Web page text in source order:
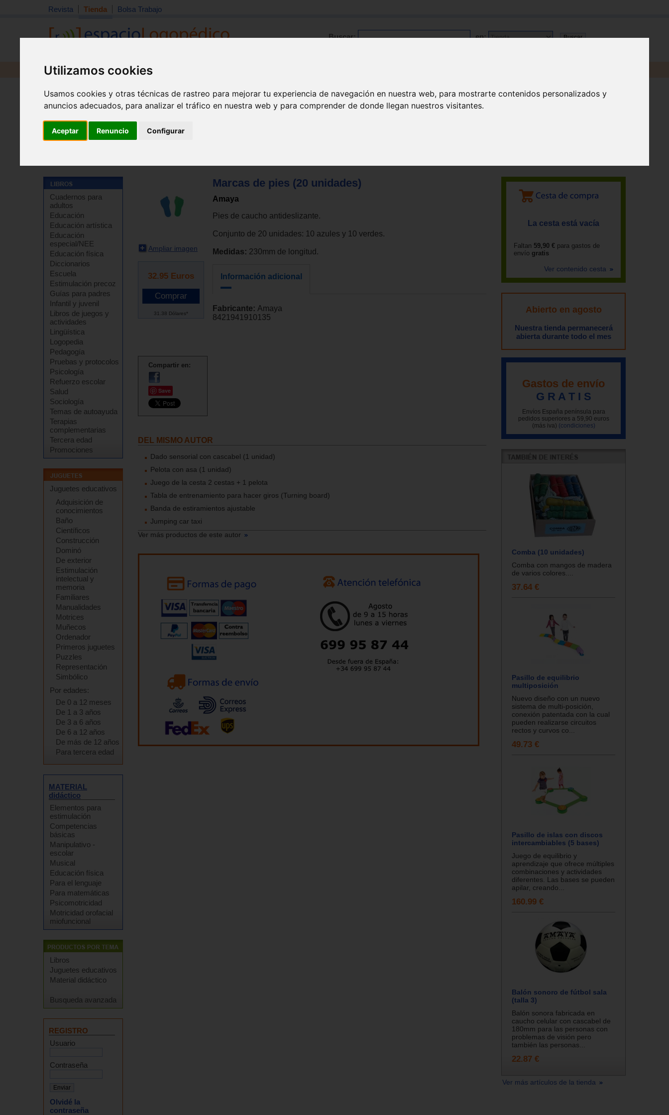
Utilizamos cookies
Usamos cookies y otras técnicas de rastreo para mejorar tu experiencia de navegación en nuestra web, para mostrarte contenidos personalizados y
anuncios adecuados, para analizar el tráfico en nuestra web y para comprender de donde llegan nuestros visitantes.
Aceptar Renuncio Configurar
Revista Tienda Bolsa Trabajo
Buscar: en:
Revista Libros Material
Cuadernos para
adultos
Educación
Educación artística
Educación
especial/NEE
Educación física
Diccionarios
Escuela
Estimulación precoz
Guías para padres
Infantil y juvenil
Libros de juegos y
actividades
Lingüística
Logopedia
Pedagogía
Pruebas y protocolos
Psicología
Refuerzo escolar
Salud
Sociología
Temas de autoayuda
Terapias
complementarias
Tercera edad
Promociones
Juguetes educativos
Adquisición de
conocimientos
Baño
Científicos
Construcción
Dominó
De exterior
Estimulación
intelectual y
memoria
Familiares
Manualidades
Motrices
Muñecos
Ordenador
Primeros juguetes
Puzzles
Representación
Simbólico
Por edades:
De 0 a 12 meses
De 1 a 3 años
De 3 a 6 años
De 6 a 12 años
De más de 12 años
Para tercera edad
MATERIAL
didáctico
Elementos para
estimulación
Competencias
básicas
Manipulativo -
escolar
Musical
Educación física
Para el lenguaje
Para matemáticas
Psicomotricidad
Motricidad orofacial
miofuncional
Libros
Juguetes educativos
Material didáctico
Busqueda avanzada
REGISTRO
Usuario
Contraseña
Olvidé la
contraseña
Ampliar imagen
32.95 Euros
31.38 Dólares*
Compartir en:
Save
Marcas de pies (20 unidades)
Amaya
Pies de caucho antideslizante.
Conjunto de 20 unidades: 10 azules y 10 verdes.
Medidas: 230mm de longitud.
Información adicional
Fabricante: Amaya
8421941910135
DEL MISMO AUTOR
Dado sensorial con cascabel (1 unidad)
Pelota con asa (1 unidad)
Juego de la cesta 2 cestas + 1 pelota
Tabla de entrenamiento para hacer giros (Turning board)
Banda de estiramientos ajustable
Jumping car taxi
Ver más productos de este autor
La cesta está vacía
Faltan 59,90 € para gastos de
envío gratis
Ver contenido cesta
Abierto en agosto
Nuestra tienda permanecerá
abierta durante todo el mes
Gastos de envío
G R A T I S
Envíos España península para
pedidos superiores a 59,90 euros
(más iva) (condiciones)
Comba (10 unidades)
Comba con mangos de madera
de varios colores....
37.64 €
Pasillo de equilibrio
multiposición
Nuevo diseño con un nuevo
sistema de multi-posición,
conexión patentada con la cual
pueden realizarse circuitos
rectos y curvos co...
49.73 €
Pasillo de islas con discos
intercambiables (5 bases)
Juego de equilibrio y
aprendizaje que ofrece múltiples
combinaciones y actividades
diferentes. Las bases se pueden
apilar, creando...
160.99 €
Balón sonoro de fútbol sala
(talla 3)
Balón sonora fabricada en
caucho celular con cascabel de
180mm para las personas con
problemas de visión pero
también las personas...
22.87 €
Ver más artículos de la tienda